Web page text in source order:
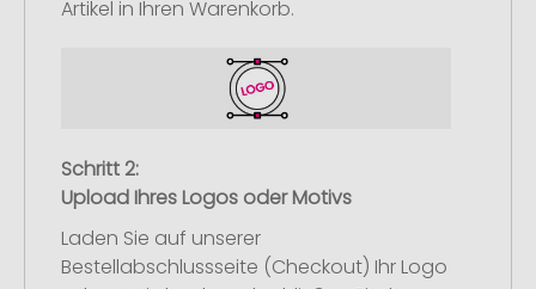
Artikel in Ihren Warenkorb.
Schritt 2:
Upload Ihres Logos oder Motivs
Laden Sie auf unserer
Bestellabschlussseite (Checkout) Ihr Logo